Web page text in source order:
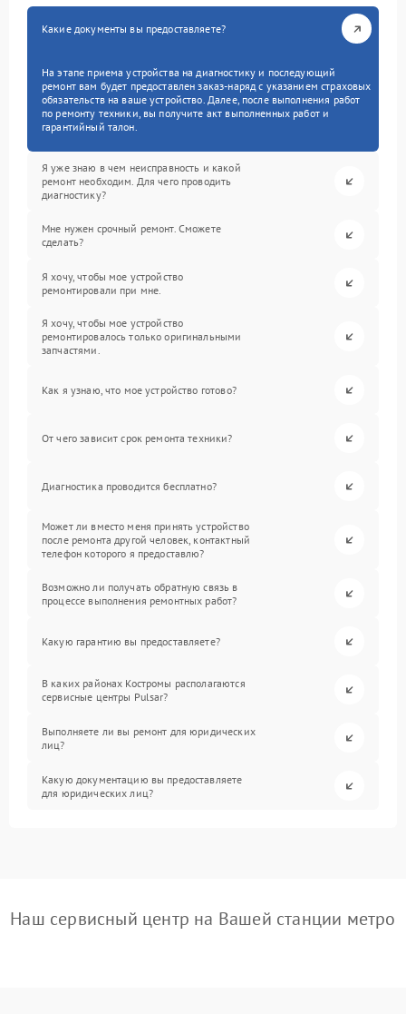
Какие документы вы предоставляете?
На этапе приема устройства на диагностику и последующий
ремонт вам будет предоставлен заказ-наряд с указанием страховых
обязательств на ваше устройство. Далее, после выполнения работ
по ремонту техники, вы получите акт выполненных работ и
гарантийный талон.
Я уже знаю в чем неисправность и какой
ремонт необходим. Для чего проводить
диагностику?
Мне нужен срочный ремонт. Сможете
сделать?
Я хочу, чтобы мое устройство
ремонтировали при мне.
Я хочу, чтобы мое устройство
ремонтировалось только оригинальными
запчастями.
Как я узнаю, что мое устройство готово?
От чего зависит срок ремонта техники?
Диагностика проводится бесплатно?
Может ли вместо меня принять устройство
после ремонта другой человек, контактный
телефон которого я предоставлю?
Возможно ли получать обратную связь в
процессе выполнения ремонтных работ?
Какую гарантию вы предоставляете?
В каких районах Костромы располагаются
сервисные центры Pulsar?
Выполняете ли вы ремонт для юридических
лиц?
Какую документацию вы предоставляете
для юридических лиц?
Наш сервисный центр на Вашей станции метро